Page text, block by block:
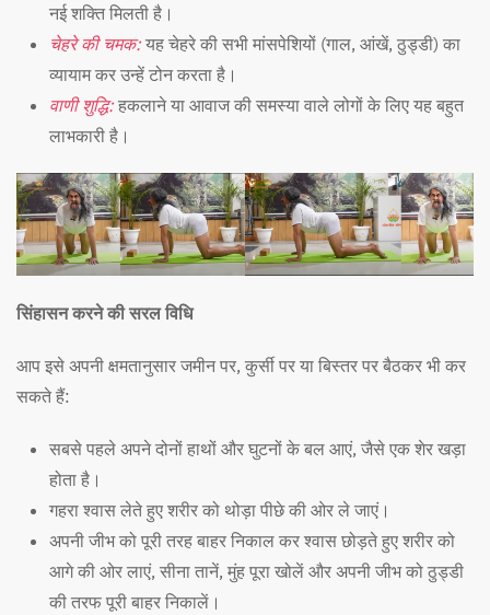
नई शक्ति मिलती है।
चेहरे की चमक:यह चेहरे की सभी मांसपेशियों (गाल, आंखें, ठुड्डी) का
व्यायाम कर उन्हें टोन करता है।
वाणी शुद्धि:हकलाने या आवाज की समस्या वाले लोगों के लिए यह बहुत
लाभकारी है।
सिंहासन करने की सरल विधि
आप इसे अपनी क्षमतानुसार जमीन पर, कुर्सी पर या बिस्तर पर बैठकर भी कर
सकते हैं:
सबसे पहले अपने दोनों हाथों और घुटनों के बल आएं, जैसे एक शेर खड़ा
होता है।
गहरा श्वास लेते हुए शरीर को थोड़ा पीछे की ओर ले जाएं।
अपनी जीभ को पूरी तरह बाहर निकाल कर श्वास छोड़ते हुए शरीर को
आगे की ओर लाएं, सीना तानें, मुंह पूरा खोलें और अपनी जीभ को ठुड्डी
की तरफ पूरी बाहर निकालें।